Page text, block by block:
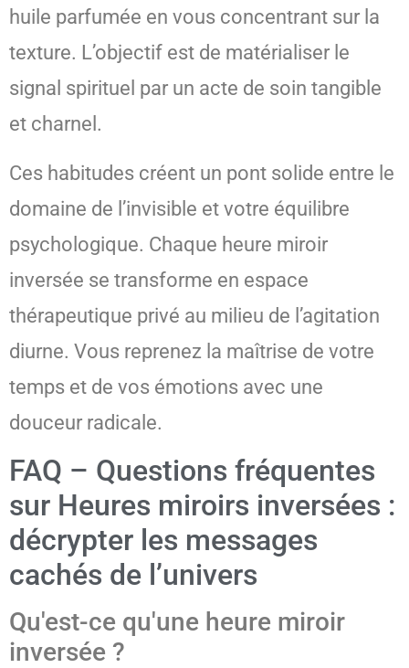
huile parfumée en vous concentrant sur la
texture. L’objectif est de matérialiser le
signal spirituel par un acte de soin tangible
et charnel.
Ces habitudes créent un pont solide entre le
domaine de l’invisible et votre équilibre
psychologique. Chaque heure miroir
inversée se transforme en espace
thérapeutique privé au milieu de l’agitation
diurne. Vous reprenez la maîtrise de votre
temps et de vos émotions avec une
douceur radicale.
FAQ – Questions fréquentes
sur Heures miroirs inversées :
décrypter les messages
cachés de l’univers
Qu'est-ce qu'une heure miroir
inversée ?